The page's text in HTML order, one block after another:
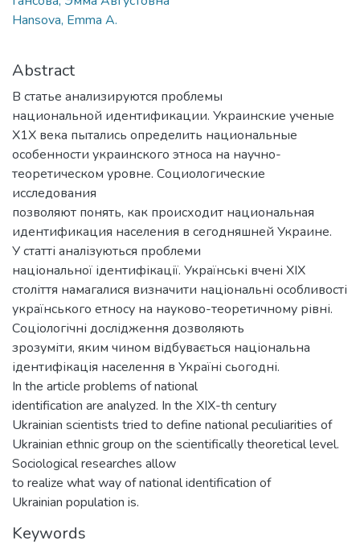
Hansova, Emma A.
Abstract
В статье анализируются проблемы
национальной идентификации. Украинские ученые
Х1Х века пытались определить национальные
особенности украинского этноса на научно-
теоретическом уровне. Социологические
исследования
позволяют понять, как происходит национальная
идентификация населения в сегодняшней Украине.
У статті аналізуються проблеми
національної ідентифікації. Українські вчені ХIХ
століття намагалися визначити національні особливості
українського етносу на науково-теоретичному рівні.
Соціологічні дослідження дозволяють
зрозуміти, яким чином відбувається національна
ідентифікація населення в Україні сьогодні.
In the article problems of national
identification are analyzed. In the XIX-th century
Ukrainian scientists tried to define national peculiarities of
Ukrainian ethnic group on the scientifically theoretical level.
Sociological researches allow
to realize what way of national identification of
Ukrainian population is.
Keywords